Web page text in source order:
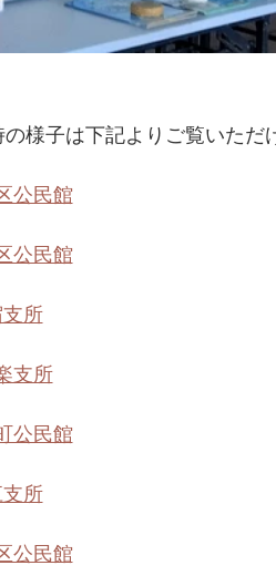
様子は下記よりご覧いただ
公民館
公民館
所
支所
公民館
所
公民館